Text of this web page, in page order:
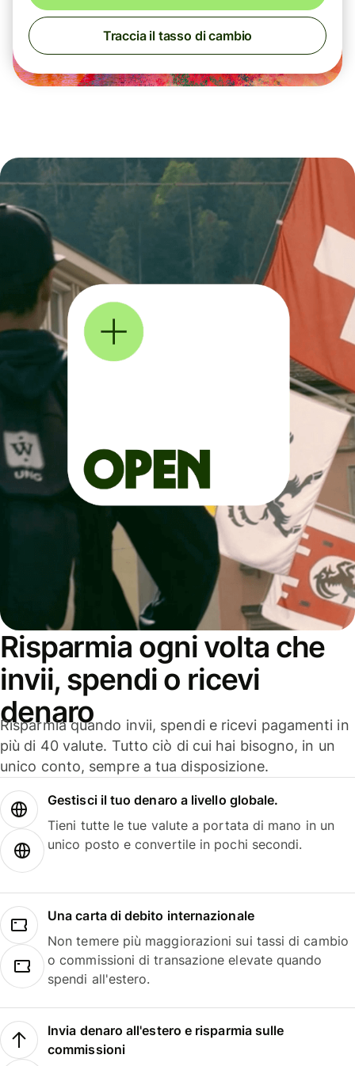
Traccia il tasso di cambio
Risparmia ogni volta che
invii, spendi o ricevi
denaro
Risparmia quando invii, spendi e ricevi pagamenti in
più di 40 valute. Tutto ciò di cui hai bisogno, in un
unico conto, sempre a tua disposizione.
Gestisci il tuo denaro a livello globale.
Tieni tutte le tue valute a portata di mano in un
unico posto e convertile in pochi secondi.
Una carta di debito internazionale
Non temere più maggiorazioni sui tassi di cambio
o commissioni di transazione elevate quando
spendi all'estero.
Invia denaro all'estero e risparmia sulle
commissioni